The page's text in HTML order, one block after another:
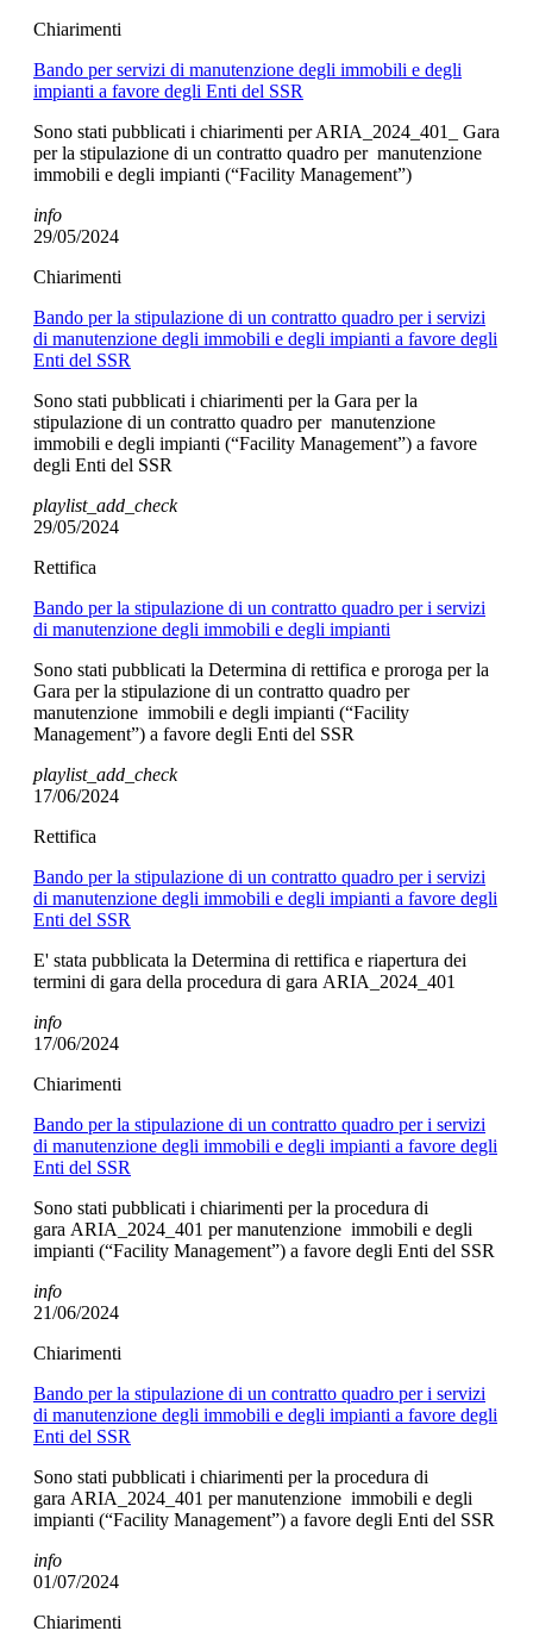
Chiarimenti
Bando per servizi di manutenzione degli immobili e degli
impianti a favore degli Enti del SSR
Sono stati pubblicati i chiarimenti per ARIA_2024_401_ Gara
per la stipulazione di un contratto quadro per manutenzione
immobili e degli impianti (“Facility Management”)
info
29/05/2024
Chiarimenti
Bando per la stipulazione di un contratto quadro per i servizi
di manutenzione degli immobili e degli impianti a favore degli
Enti del SSR
Sono stati pubblicati i chiarimenti per la Gara per la
stipulazione di un contratto quadro per manutenzione
immobili e degli impianti (“Facility Management”) a favore
degli Enti del SSR
playlist_add_check
29/05/2024
Rettifica
Bando per la stipulazione di un contratto quadro per i servizi
di manutenzione degli immobili e degli impianti
Sono stati pubblicati la Determina di rettifica e proroga per la
Gara per la stipulazione di un contratto quadro per
manutenzione immobili e degli impianti (“Facility
Management”) a favore degli Enti del SSR
playlist_add_check
17/06/2024
Rettifica
Bando per la stipulazione di un contratto quadro per i servizi
di manutenzione degli immobili e degli impianti a favore degli
Enti del SSR
E' stata pubblicata la Determina di rettifica e riapertura dei
termini di gara della procedura di gara ARIA_2024_401
info
17/06/2024
Chiarimenti
Bando per la stipulazione di un contratto quadro per i servizi
di manutenzione degli immobili e degli impianti a favore degli
Enti del SSR
Sono stati pubblicati i chiarimenti per la procedura di
gara ARIA_2024_401 per manutenzione immobili e degli
impianti (“Facility Management”) a favore degli Enti del SSR
info
21/06/2024
Chiarimenti
Bando per la stipulazione di un contratto quadro per i servizi
di manutenzione degli immobili e degli impianti a favore degli
Enti del SSR
Sono stati pubblicati i chiarimenti per la procedura di
gara ARIA_2024_401 per manutenzione immobili e degli
impianti (“Facility Management”) a favore degli Enti del SSR
info
01/07/2024
Chiarimenti